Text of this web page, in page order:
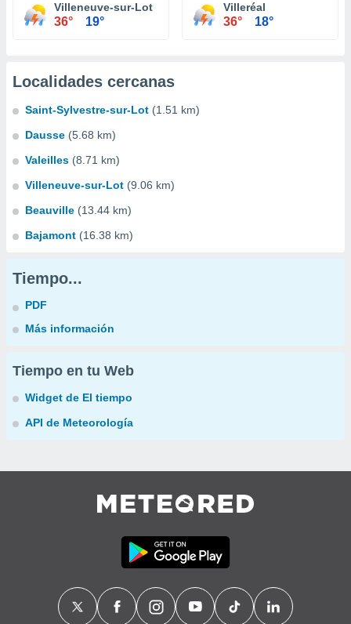
Villeneuve-sur-Lot
36° 19°
Villeréal
36° 18°
Localidades cercanas
Saint-Sylvestre-sur-Lot (1.51 km)
Dausse (5.68 km)
Valeilles (8.71 km)
Villeneuve-sur-Lot (9.06 km)
Beauville (13.44 km)
Bajamont (16.38 km)
Tiempo...
PDF
Más información
Tiempo en tu Web
Widget de El tiempo
API de Meteorología